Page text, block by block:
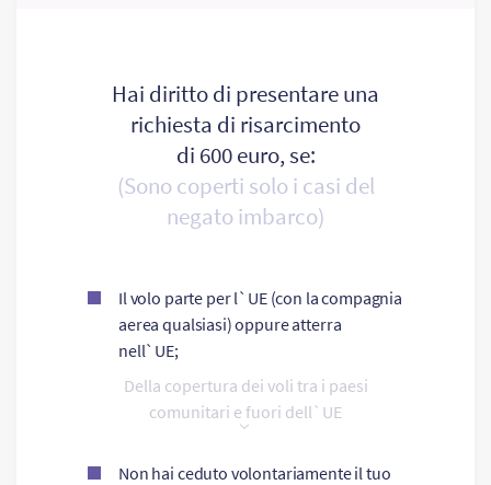
Hai diritto di presentare una
richiesta di risarcimento
di 600 euro, se:
(Sono coperti solo i casi del
negato imbarco)
Il volo parte per l`UE (con la compagnia
aerea qualsiasi) oppure atterra
nell`UE;
Della copertura dei voli tra i paesi
comunitari e fuori dell`UE
Non hai ceduto volontariamente il tuo